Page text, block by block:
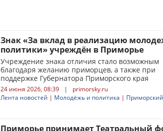
Знак «За вклад в реализацию
политики» учреждён в Приморье
Учреждение знака отличия стало возможным
благодаря желанию приморцев, а также при
поддержке Губернатора Приморского края
24 июня 2026, 08:39 |
primorsky.ru
Лента новостей | Молодёжь и политика |
Приморье принимает Театральный